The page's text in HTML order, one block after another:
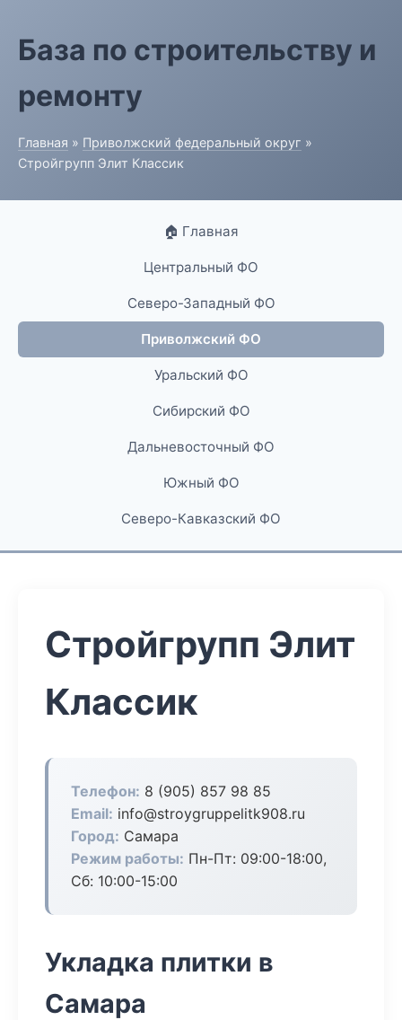
База по строительству и
ремонту
Главная » Приволжский федеральный округ »
Стройгрупп Элит Классик
🏠 Главная
Центральный ФО
Северо-Западный ФО
Приволжский ФО
Уральский ФО
Сибирский ФО
Дальневосточный ФО
Южный ФО
Северо-Кавказский ФО
Стройгрупп Элит
Классик
Телефон: 8 (905) 857 98 85
Email: info@stroygruppelitk908.ru
Город: Самара
Режим работы: Пн-Пт: 09:00-18:00,
Сб: 10:00-15:00
Укладка плитки в
Самара